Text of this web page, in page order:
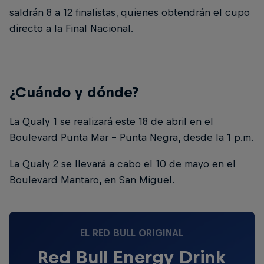
saldrán 8 a 12 finalistas, quienes obtendrán el cupo
directo a la Final Nacional.
¿Cuándo y dónde?
La Qualy 1 se realizará este 18 de abril en el
Boulevard Punta Mar - Punta Negra, desde la 1 p.m.
La Qualy 2 se llevará a cabo el 10 de mayo en el
Boulevard Mantaro, en San Miguel.
EL RED BULL ORIGINAL
Red Bull Energy Drink